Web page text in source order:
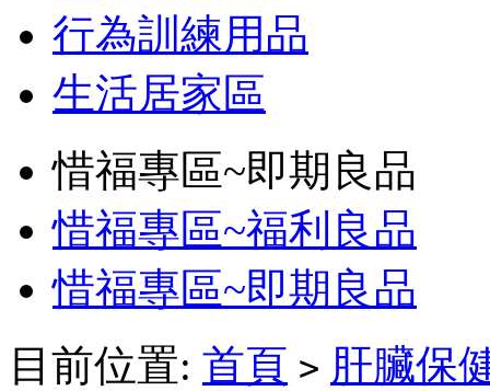
行為訓練用品
生活居家區
惜福專區~即期良品
惜福專區~福利良品
惜福專區~即期良品
目前位置: 首頁 > 肝臟保